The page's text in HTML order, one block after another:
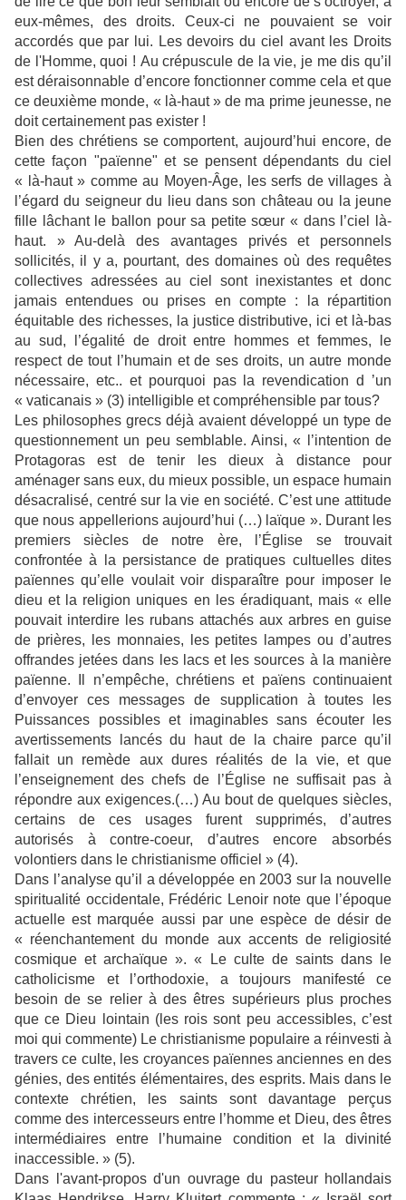
eux-mêmes, des droits. Ceux-ci ne pouvaient se voir
accordés que par lui. Les devoirs du ciel avant les Droits
de l'Homme, quoi ! Au crépuscule de la vie, je me dis qu’il
est déraisonnable d’encore fonctionner comme cela et que
ce deuxième monde, « là-haut » de ma prime jeunesse, ne
doit certainement pas exister !
Bien des chrétiens se comportent, aujourd’hui encore, de
cette façon "païenne" et se pensent dépendants du ciel
« là-haut » comme au Moyen-Âge, les serfs de villages à
l’égard du seigneur du lieu dans son château ou la jeune
fille lâchant le ballon pour sa petite sœur « dans l’ciel là-
haut. » Au-delà des avantages privés et personnels
sollicités, il y a, pourtant, des domaines où des requêtes
collectives adressées au ciel sont inexistantes et donc
jamais entendues ou prises en compte : la répartition
équitable des richesses, la justice distributive, ici et là-bas
au sud, l’égalité de droit entre hommes et femmes, le
respect de tout l’humain et de ses droits, un autre monde
nécessaire, etc.. et pourquoi pas la revendication d ’un
« vaticanais » (3) intelligible et compréhensible par tous?
Les philosophes grecs déjà avaient développé un type de
questionnement un peu semblable. Ainsi, « l’intention de
Protagoras est de tenir les dieux à distance pour
aménager sans eux, du mieux possible, un espace humain
désacralisé, centré sur la vie en société. C’est une attitude
que nous appellerions aujourd’hui (…) laïque ». Durant les
premiers siècles de notre ère, l’Église se trouvait
confrontée à la persistance de pratiques cultuelles dites
païennes qu’elle voulait voir disparaître pour imposer le
dieu et la religion uniques en les éradiquant, mais « elle
pouvait interdire les rubans attachés aux arbres en guise
de prières, les monnaies, les petites lampes ou d’autres
offrandes jetées dans les lacs et les sources à la manière
païenne. Il n’empêche, chrétiens et païens continuaient
d’envoyer ces messages de supplication à toutes les
Puissances possibles et imaginables sans écouter les
avertissements lancés du haut de la chaire parce qu’il
fallait un remède aux dures réalités de la vie, et que
l’enseignement des chefs de l’Église ne suffisait pas à
répondre aux exigences.(…) Au bout de quelques siècles,
certains de ces usages furent supprimés, d’autres
autorisés à contre-coeur, d’autres encore absorbés
volontiers dans le christianisme officiel » (4).
Dans l’analyse qu’il a développée en 2003 sur la nouvelle
spiritualité occidentale, Frédéric Lenoir note que l’époque
actuelle est marquée aussi par une espèce de désir de
« réenchantement du monde aux accents de religiosité
cosmique et archaïque ». « Le culte de saints dans le
catholicisme et l’orthodoxie, a toujours manifesté ce
besoin de se relier à des êtres supérieurs plus proches
que ce Dieu lointain (les rois sont peu accessibles, c’est
moi qui commente) Le christianisme populaire a réinvesti à
travers ce culte, les croyances païennes anciennes en des
génies, des entités élémentaires, des esprits. Mais dans le
contexte chrétien, les saints sont davantage perçus
comme des intercesseurs entre l’homme et Dieu, des êtres
intermédiaires entre l’humaine condition et la divinité
inaccessible. » (5).
Dans l'avant-propos d'un ouvrage du pasteur hollandais